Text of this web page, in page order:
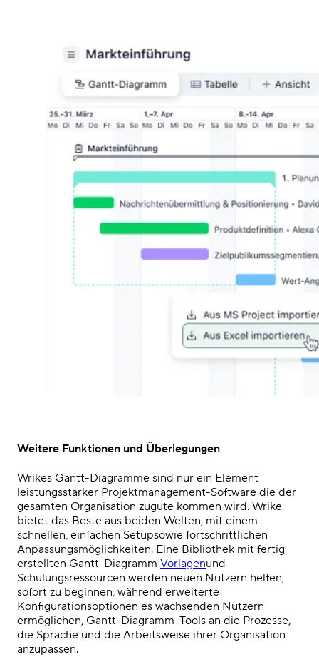
Weitere Funktionen und Überlegungen
Wrikes Gantt-Diagramme sind nur ein Element
leistungsstarker Projektmanagement-Software die der
gesamten Organisation zugute kommen wird. Wrike
bietet das Beste aus beiden Welten, mit einem
schnellen, einfachen Setupsowie fortschrittlichen
Anpassungsmöglichkeiten. Eine Bibliothek mit fertig
erstellten Gantt-Diagramm Vorlagenund
Schulungsressourcen werden neuen Nutzern helfen,
sofort zu beginnen, während erweiterte
Konfigurationsoptionen es wachsenden Nutzern
ermöglichen, Gantt-Diagramm-Tools an die Prozesse,
die Sprache und die Arbeitsweise ihrer Organisation
anzupassen.